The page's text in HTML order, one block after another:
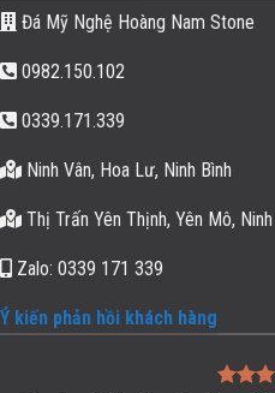
Đá Mỹ Nghệ Hoàng Nam Stone
0982.150.102
0339.171.339
Ninh Vân, Hoa Lư, Ninh Bình
Thị Trấn Yên Thịnh, Yên Mô,
Zalo: 0339 171 339
Ý kiến phản hồi khách hàng